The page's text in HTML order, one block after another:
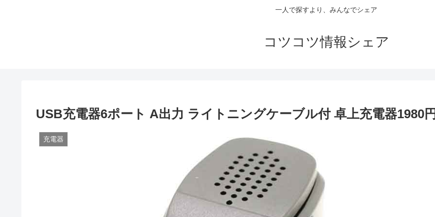
一人で探すより、みんなでシェア
コツコツ情報シェア
USB充電器6ポート A出力 ライトニングケーブル付 卓上充電器1980
充電器